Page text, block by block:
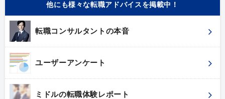
他にも様々な転職アドバイスを掲載中！
転職コンサルタントの本音
ユーザーアンケート
ミドルの転職体験レポート